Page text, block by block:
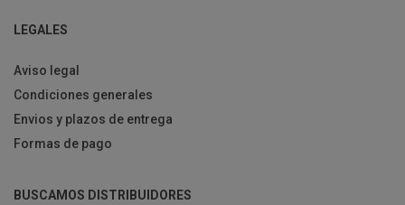
LEGALES
Aviso legal
Condiciones generales
Envios y plazos de entrega
Formas de pago
BUSCAMOS DISTRIBUIDORES